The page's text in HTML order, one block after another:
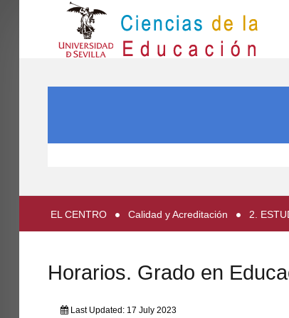
PARTICIPA
EL CENTRO Calidad y Acreditación 2.
Horarios. Grado en
Last Updated: 17 July 2023